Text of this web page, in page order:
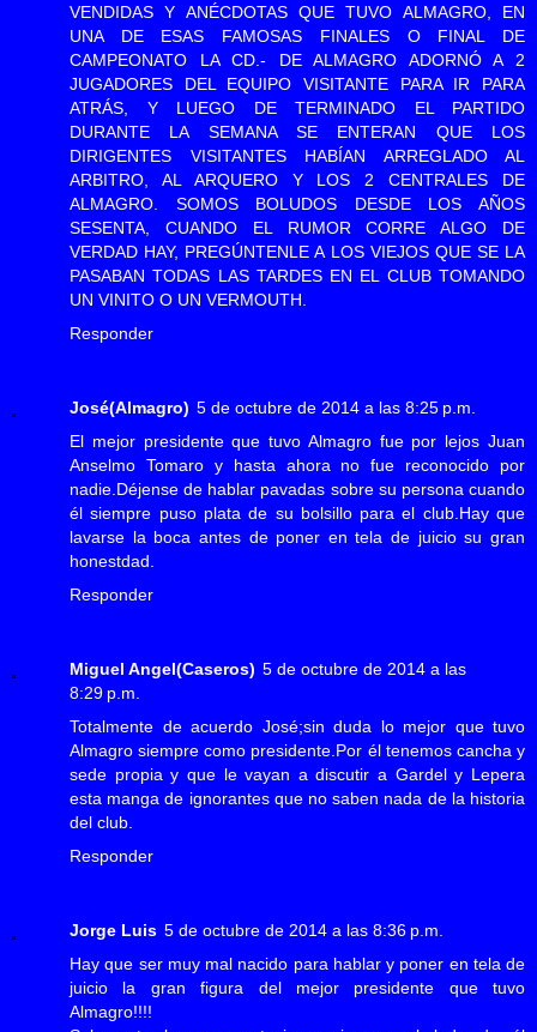
VENDIDAS Y ANÉCDOTAS QUE TUVO ALMAGRO, EN
UNA DE ESAS FAMOSAS FINALES O FINAL DE
CAMPEONATO LA CD.- DE ALMAGRO ADORNÓ A 2
JUGADORES DEL EQUIPO VISITANTE PARA IR PARA
ATRÁS, Y LUEGO DE TERMINADO EL PARTIDO
DURANTE LA SEMANA SE ENTERAN QUE LOS
DIRIGENTES VISITANTES HABÍAN ARREGLADO AL
ARBITRO, AL ARQUERO Y LOS 2 CENTRALES DE
ALMAGRO. SOMOS BOLUDOS DESDE LOS AÑOS
SESENTA, CUANDO EL RUMOR CORRE ALGO DE
VERDAD HAY, PREGÚNTENLE A LOS VIEJOS QUE SE LA
PASABAN TODAS LAS TARDES EN EL CLUB TOMANDO
UN VINITO O UN VERMOUTH.
Responder
José(Almagro) 5 de octubre de 2014 a las 8:25 p.m.
El mejor presidente que tuvo Almagro fue por lejos Juan
Anselmo Tomaro y hasta ahora no fue reconocido por
nadie.Déjense de hablar pavadas sobre su persona cuando
él siempre puso plata de su bolsillo para el club.Hay que
lavarse la boca antes de poner en tela de juicio su gran
honestdad.
Responder
Miguel Angel(Caseros) 5 de octubre de 2014 a las
8:29 p.m.
Totalmente de acuerdo José;sin duda lo mejor que tuvo
Almagro siempre como presidente.Por él tenemos cancha y
sede propia y que le vayan a discutir a Gardel y Lepera
esta manga de ignorantes que no saben nada de la historia
del club.
Responder
Jorge Luis 5 de octubre de 2014 a las 8:36 p.m.
Hay que ser muy mal nacido para hablar y poner en tela de
juicio la gran figura del mejor presidente que tuvo
Almagro!!!!